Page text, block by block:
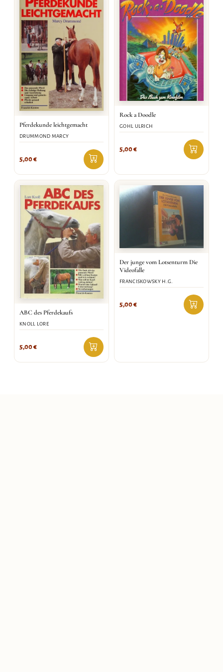
Pferdekunde leichtgemacht
DRUMMOND MARCY
5,00€
Rock a Doodle
GOHL ULRICH
5,00€
ABC des Pferdekaufs
KNOLL LORE
5,00€
Der junge vom Lotsenturm Die
Videofalle
FRANCISKOWSKY H.G.
5,00€